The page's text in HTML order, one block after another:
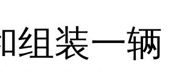
组装一辆